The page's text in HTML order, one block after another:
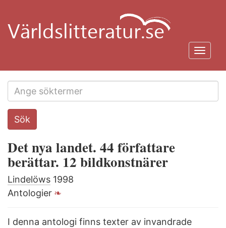
huvudinnehåll
Search
this
Sök
Det nya landet. 44 författare
berättar. 12 bildkonstnärer
Lindelöws 1998
Antologier
I denna antologi finns texter av invandrade